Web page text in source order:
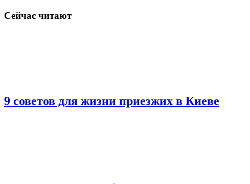
Сейчас читают
9 советов для жизни приезжих в Киеве